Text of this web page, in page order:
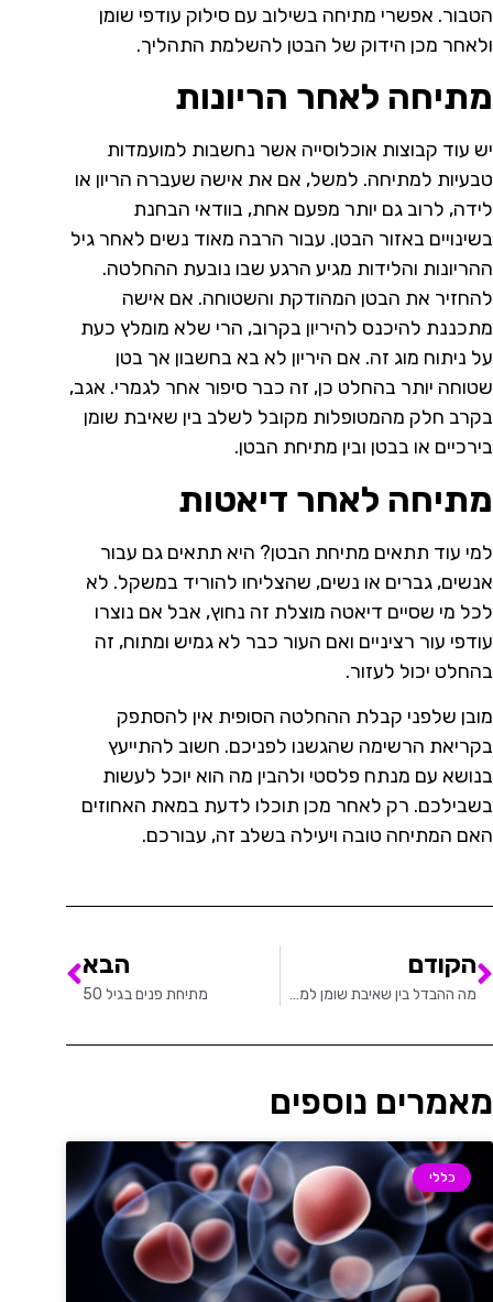
הטבור. אפשרי מתיחה בשילוב עם סילוק עודפי שומן
ולאחר מכן הידוק של הבטן להשלמת התהליך.
מתיחה לאחר הריונות
יש עוד קבוצות אוכלוסייה אשר נחשבות למועמדות
טבעיות למתיחה. למשל, אם את אישה שעברה הריון או
לידה, לרוב גם יותר מפעם אחת, בוודאי הבחנת
בשינויים באזור הבטן. עבור הרבה מאוד נשים לאחר גיל
ההריונות והלידות מגיע הרגע שבו נובעת ההחלטה.
להחזיר את הבטן המהודקת והשטוחה. אם אישה
מתכננת להיכנס להיריון בקרוב, הרי שלא מומלץ כעת
על ניתוח מוג זה. אם היריון לא בא בחשבון אך בטן
שטוחה יותר בהחלט כן, זה כבר סיפור אחר לגמרי. אגב,
בקרב חלק מהמטופלות מקובל לשלב בין שאיבת שומן
בירכיים או בבטן ובין מתיחת הבטן.
מתיחה לאחר דיאטות
למי עוד תתאים מתיחת הבטן? היא תתאים גם עבור
אנשים, גברים או נשים, שהצליחו להוריד במשקל. לא
לכל מי שסיים דיאטה מוצלת זה נחוץ, אבל אם נוצרו
עודפי עור רציניים ואם העור כבר לא גמיש ומתוח, זה
בהחלט יכול לעזור.
מובן שלפני קבלת ההחלטה הסופית אין להסתפק
בקריאת הרשימה שהגשנו לפניכם. חשוב להתייעץ
בנושא עם מנתח פלסטי ולהבין מה הוא יוכל לעשות
בשבילכם. רק לאחר מכן תוכלו לדעת במאת האחוזים
האם המתיחה טובה ויעילה בשלב זה, עבורכם.
הקודם
מה ההבדל בין שאיבת שומן למתיחת בטן
הבא
מתיחת פנים בגיל 50
מאמרים נוספים
כללי